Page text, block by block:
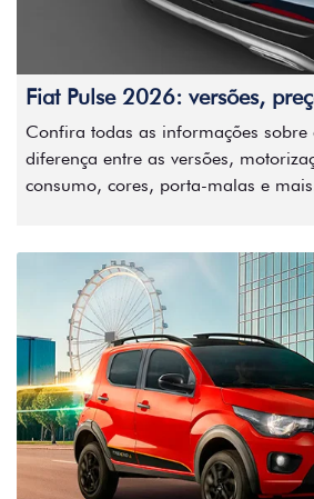
Fiat Pulse 2026: versões,
Confira todas as informações sobre
diferença entre as versões,
consumo, cores, porta-malas e